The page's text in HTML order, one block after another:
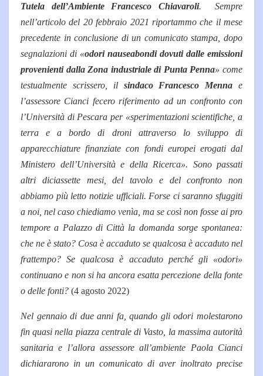
Tutela dell’Ambiente Francesco Chiavaroli. Sempre
nell’articolo del 20 febbraio 2021 riportammo che il mese
precedente in conclusione di un comunicato stampa, dopo
segnalazioni di «odori nauseabondi dovuti dalle emissioni
provenienti dalla Zona industriale di Punta Penna» come
testualmente scrissero, il sindaco Francesco Menna e
l’assessore Cianci fecero riferimento ad un confronto con
l’Università di Pescara per «sperimentazioni scientifiche, a
terra e a bordo di droni attraverso lo sviluppo di
apparecchiature finanziate con fondi europei erogati dal
Ministero dell’Università e della Ricerca». Sono passati
altri diciassette mesi, del tavolo e del confronto non
abbiamo più letto notizie ufficiali. Forse ci saranno sfuggiti
a noi, nel caso chiediamo venìa, ma se così non fosse ai pro
tempore a Palazzo di Città la domanda sorge spontanea:
che ne è stato? Cosa è accaduto se qualcosa è accaduto nel
frattempo? Se qualcosa è accaduto perché gli «odori»
continuano e non si ha ancora esatta percezione della fonte
o delle fonti? (4 agosto 2022)
Nel gennaio di due anni fa, quando gli odori molestarono
fin quasi nella piazza centrale di Vasto, la massima autorità
sanitaria e l’allora assessore all’ambiente Paola Cianci
dichiararono in un comunicato di aver inoltrato precise